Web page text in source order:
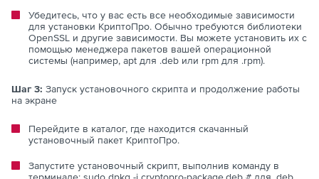
Убедитесь, что у вас есть все необходимые зависимости
для установки КриптоПро. Обычно требуются библиотеки
OpenSSL и другие зависимости. Вы можете установить их с
помощью менеджера пакетов вашей операционной
системы (например, apt для .deb или rpm для .rpm).
Шаг 3: Запуск установочного скрипта и продолжение работы
на экране
Перейдите в каталог, где находится скачанный
установочный пакет КриптоПро.
Запустите установочный скрипт, выполнив команду в